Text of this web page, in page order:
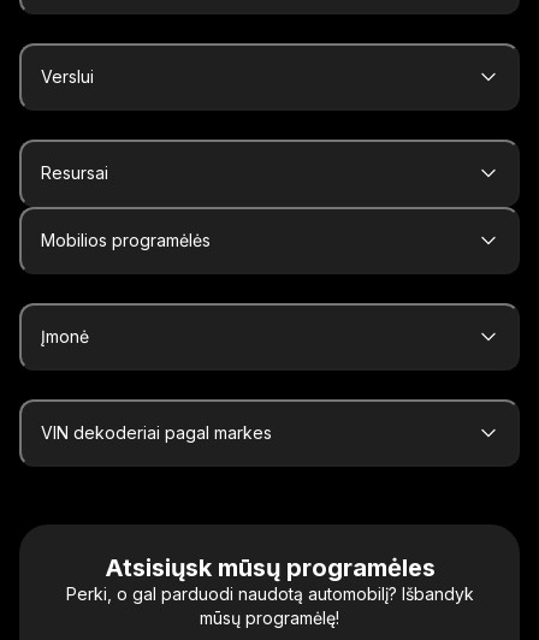
Verslui
Resursai
Mobilios programėlės
Įmonė
VIN dekoderiai pagal markes
Atsisiųsk mūsų programėles
Perki, o gal parduodi naudotą automobilį? Išbandyk
mūsų programėlę!